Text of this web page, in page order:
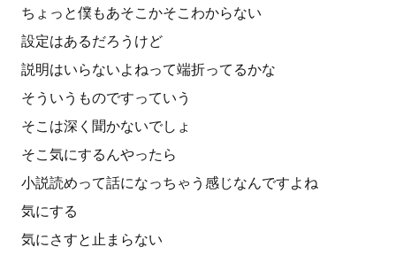
ちょっと僕もあそこかそこわからない
設定はあるだろうけど
説明はいらないよねって端折ってるかな
そういうものですっていう
そこは深く聞かないでしょ
そこ気にするんやったら
小説読めって話になっちゃう感じなんですよね
気にする
気にさすと止まらない